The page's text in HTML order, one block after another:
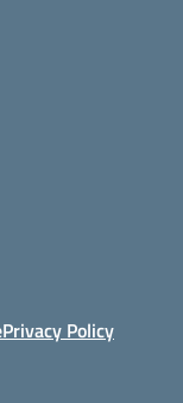
Privacy Policy